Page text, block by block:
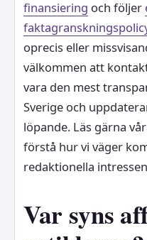
finansiering och följer
oprecis eller
välkommen att
vara den mest
Sverige och
löpande. Läs gärna vår
förstå hur vi väger
redaktionella
Var syns